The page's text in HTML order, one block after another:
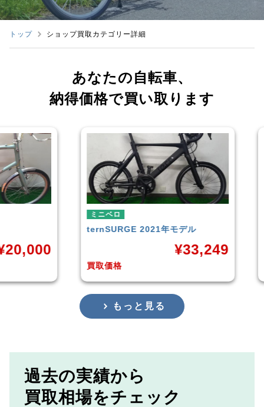
トップ ショップ買取カテゴリー詳細
あなたの自転車、
納得価格で買い取ります
33,249
ミニベロ
TERNSURGE 2023年モデル
買取価格
¥33,249
もっと見る
過去の実績から
買取相場をチェック